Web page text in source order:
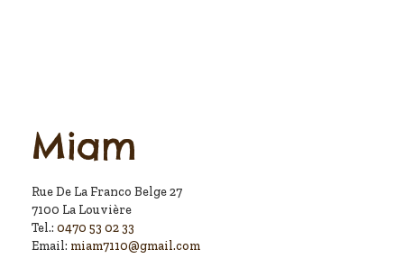
Miam
Rue De La Franco Belge 27
7100 La Louvière
Tel.: 0470 53 02 33
Email: miam7110@gmail.com